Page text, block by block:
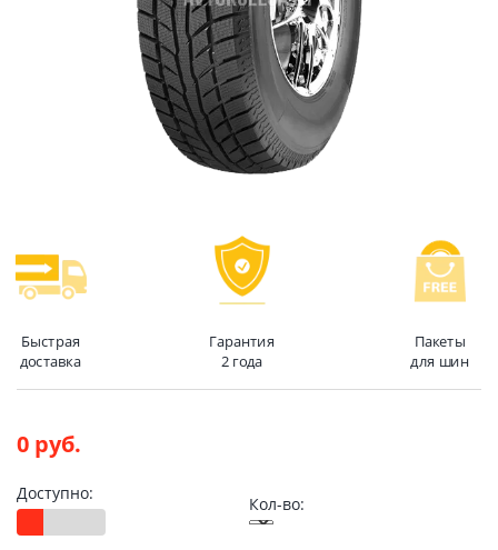
Быстрая
доставка
Гарантия
2 года
Пакеты
для шин
0 руб.
Доступно:
Кол-во: